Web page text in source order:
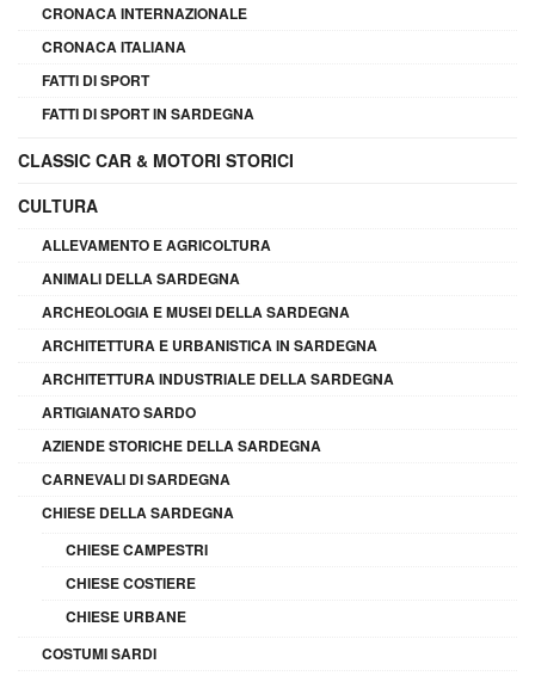
CRONACA INTERNAZIONALE
CRONACA ITALIANA
FATTI DI SPORT
FATTI DI SPORT IN SARDEGNA
CLASSIC CAR & MOTORI STORICI
CULTURA
ALLEVAMENTO E AGRICOLTURA
ANIMALI DELLA SARDEGNA
ARCHEOLOGIA E MUSEI DELLA SARDEGNA
ARCHITETTURA E URBANISTICA IN SARDEGNA
ARCHITETTURA INDUSTRIALE DELLA SARDEGNA
ARTIGIANATO SARDO
AZIENDE STORICHE DELLA SARDEGNA
CARNEVALI DI SARDEGNA
CHIESE DELLA SARDEGNA
CHIESE CAMPESTRI
CHIESE COSTIERE
CHIESE URBANE
COSTUMI SARDI